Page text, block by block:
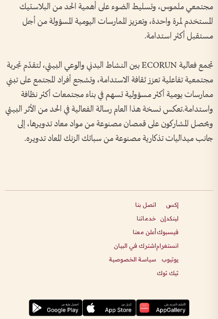
مجتمعي ملموس، وتسليط الضوء على أهمية الحد من البلاستيك
المستخدم لمرة واحدة، وتعزيز الممارسات اليومية المسؤولة من أجل
مستقبل أكثر استدامة.
تجمع فعالية ECORUN بين النشاط البدني والوعي البيئي، لتقدّم تجربة
مجتمعية تفاعلية تعزز ثقافة الاستدامة، وتشجع أفراد المجتمع على تبني
ممارسات يومية أكثر مسؤولية تسهم في بناء مجتمعات أكثر نظافة
واستدامة.تعكس نسخة هذا العام رسالة الفعالية في الحد من الأثر البيئي
ويحصل المشاركون على قمصان مصنوعة من مواد معاد تدويرها، إلى
جانب ميداليات تذكارية مصنوعة من سبائك الزنك المعاد تدويره.
إكس
لينكدإن
فيسبوك
انستغرام
يوتيوب
تيك توك
اتصل بنا
خدماتنا
أعلن معنا
اشترك في البيان
سياسة الخصوصية